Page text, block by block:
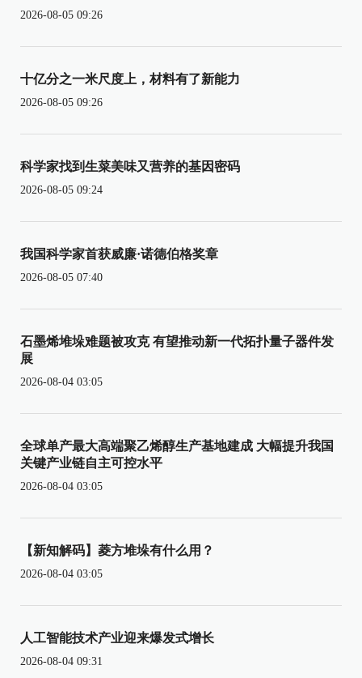
2026-08-05 09:26
十亿分之一米尺度上，材料有了新能力
2026-08-05 09:26
科学家找到生菜美味又营养的基因密码
2026-08-05 09:24
我国科学家首获威廉·诺德伯格奖章
2026-08-05 07:40
石墨烯堆垛难题被攻克 有望推动新一代拓扑量子器件发
展
2026-08-04 03:05
全球单产最大高端聚乙烯醇生产基地建成 大幅提升我国
关键产业链自主可控水平
2026-08-04 03:05
【新知解码】菱方堆垛有什么用？
2026-08-04 03:05
人工智能技术产业迎来爆发式增长
2026-08-04 09:31